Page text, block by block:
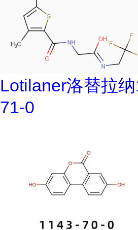
Lotilaner洛替拉
71-0